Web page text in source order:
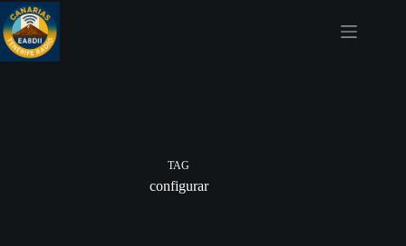
Skip
to
content
TAG
configurar